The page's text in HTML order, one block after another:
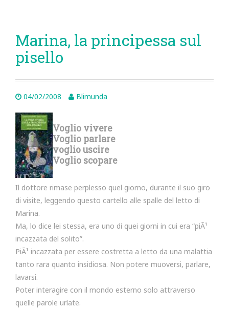
Marina, la principessa sul
pisello
04/02/2008 Blimunda
Voglio vivere
Voglio parlare
voglio uscire
Voglio scopare
Il dottore rimase perplesso quel giorno, durante il suo giro
di visite, leggendo questo cartello alle spalle del letto di
Marina.
Ma, lo dice lei stessa, era uno di quei giorni in cui era “piÃ¹
incazzata del solito”.
PiÃ¹ incazzata per essere costretta a letto da una malattia
tanto rara quanto insidiosa. Non potere muoversi, parlare,
lavarsi.
Poter interagire con il mondo esterno solo attraverso
quelle parole urlate.